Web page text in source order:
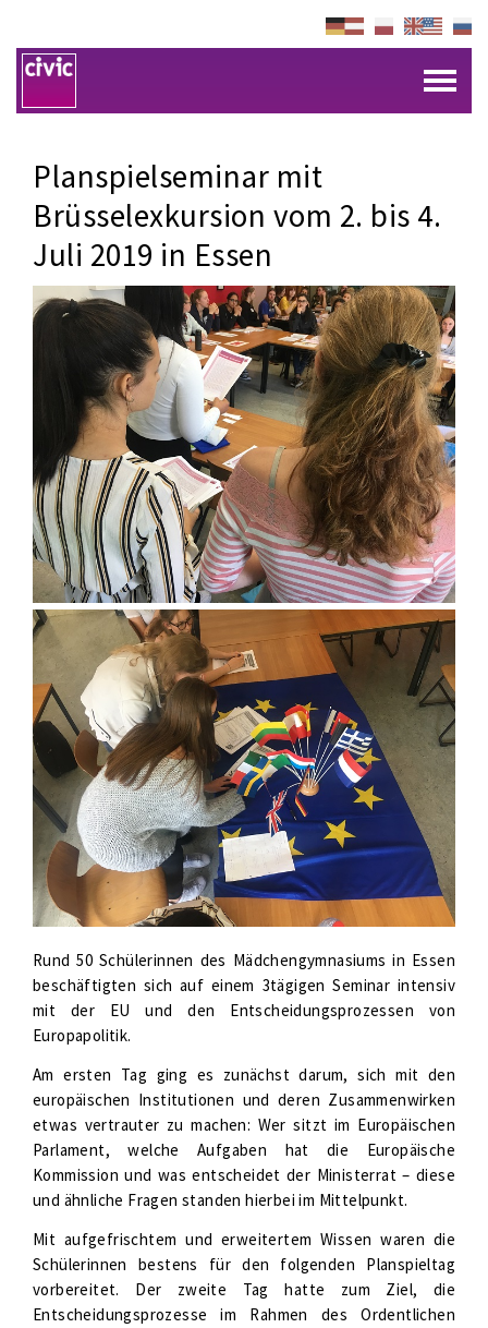
Planspielseminar mit
Brüsselexkursion vom 2. bis 4.
Juli 2019 in Essen
Rund 50 Schülerinnen des Mädchengymnasiums in Essen
beschäftigten sich auf einem 3tägigen Seminar intensiv
mit der EU und den Entscheidungsprozessen von
Europapolitik.
Am ersten Tag ging es zunächst darum, sich mit den
europäischen Institutionen und deren Zusammenwirken
etwas vertrauter zu machen: Wer sitzt im Europäischen
Parlament, welche Aufgaben hat die Europäische
Kommission und was entscheidet der Ministerrat – diese
und ähnliche Fragen standen hierbei im Mittelpunkt.
Mit aufgefrischtem und erweitertem Wissen waren die
Schülerinnen bestens für den folgenden Planspieltag
vorbereitet. Der zweite Tag hatte zum Ziel, die
Entscheidungsprozesse im Rahmen des Ordentlichen